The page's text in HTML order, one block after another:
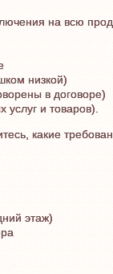
на всю
низкой)
в договоре)
и товаров).
какие
этаж)